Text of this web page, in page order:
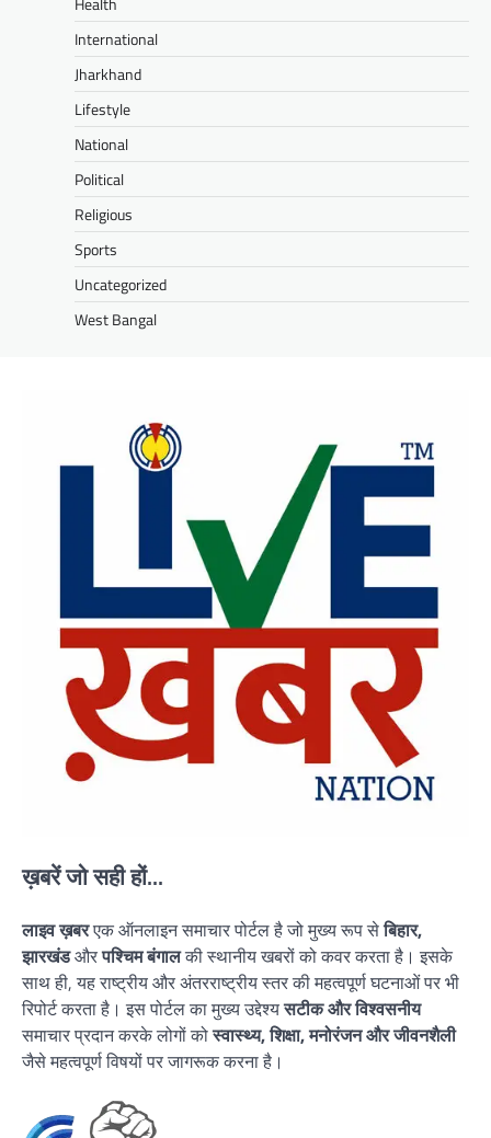
International
Jharkhand
Lifestyle
National
Political
Religious
Sports
Uncategorized
West Bangal
ख़बरें जो सही हों...
लाइव ख़बरएक ऑनलाइन समाचार पोर्टल है जो मुख्य रूप सेबिहार,
झारखंडऔरपश्चिम बंगालकी स्थानीय खबरों को कवर करता है। इसके
साथ ही, यह राष्ट्रीय और अंतरराष्ट्रीय स्तर की महत्वपूर्ण घटनाओं पर भी
रिपोर्ट करता है। इस पोर्टल का मुख्य उद्देश्यसटीक और विश्वसनीय
समाचार प्रदान करके लोगों कोस्वास्थ्य, शिक्षा, मनोरंजन और जीवनशैली
जैसे महत्वपूर्ण विषयों पर जागरूक करना है।